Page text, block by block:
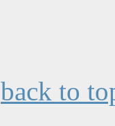
back to